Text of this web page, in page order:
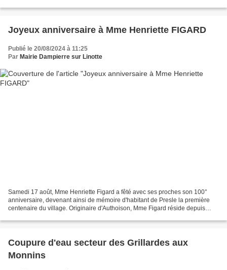
Joyeux anniversaire à Mme Henriette FIGARD
Publié le 20/08/2024 à 11:25
Par Mairie Dampierre sur Linotte
Samedi 17 août, Mme Henriette Figard a fêté avec ses proches son 100°
anniversaire, devenant ainsi de mémoire d'habitant de Presle la première
centenaire du village. Originaire d'Authoison, Mme Figard réside depuis
Coupure d'eau secteur des Grillardes aux
Monnins